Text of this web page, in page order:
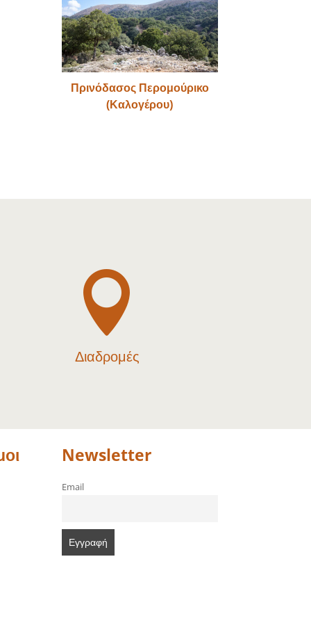
Πρινόδασος Περομούρικο
(Καλογέρου)

Διαδρομές
Newsletter
Email